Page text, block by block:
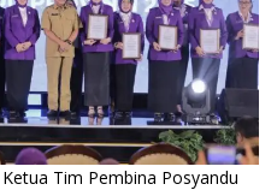
Ketua Tim Pembina Posyandu